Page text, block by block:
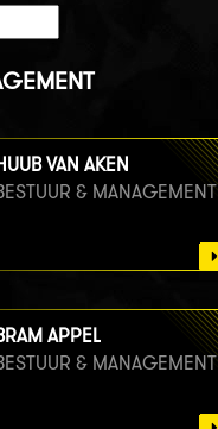
VAN AKEN
& MANAGEMENT
APPEL
& MANAGEMENT